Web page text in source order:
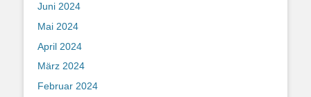
Juni 2024
Mai 2024
April 2024
März 2024
Februar 2024